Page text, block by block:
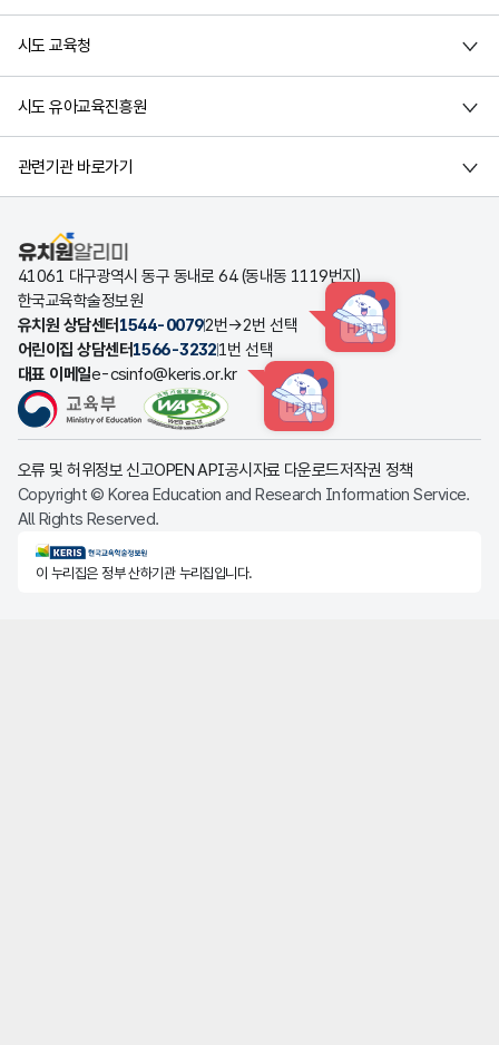
시도 교육청
시도 유아교육진흥원
관련기관 바로가기
유치원알리미
41061 대구광역시 동구 동내로 64 (동내동 1119번지)
한국교육학술정보원
유치원 상담센터 1544-00792번→2번 선택 HINT
어린이집 상담센터1566-32321번 선택
대표 이메일e-csinfo@keris.or.kr
HINT
오류 및 허위정보 신고OPEN API공시자료 다운로드저작권 정책
Copyright © Korea Education and Research Information Service.
All Rights Reserved.
KERIS한국교육학술정보원
이 누리집은 정부 산하기관 누리집입니다.